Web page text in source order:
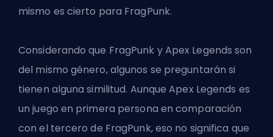
mismo es cierto para FragPunk.
Considerando que FragPunk y Apex Legends son
del mismo género, algunos se preguntarán si
tienen alguna similitud. Aunque Apex Legends es
un juego en primera persona en comparación
con el tercero de FragPunk, eso no significa que